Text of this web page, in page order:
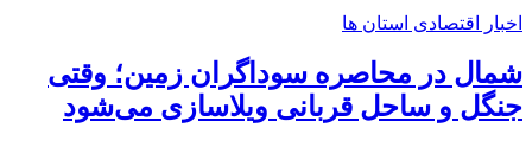
اخبار اقتصادی استان ها
شمال در محاصره سوداگران زمین؛ وقتی
جنگل و ساحل قربانی ویلاسازی می‌شود